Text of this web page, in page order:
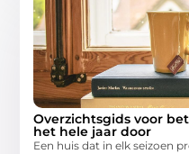
Overzichtsgids voor
het hele jaar door
Een huis dat in elk seizoen